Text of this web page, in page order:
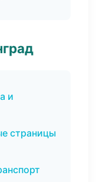
и
страницы